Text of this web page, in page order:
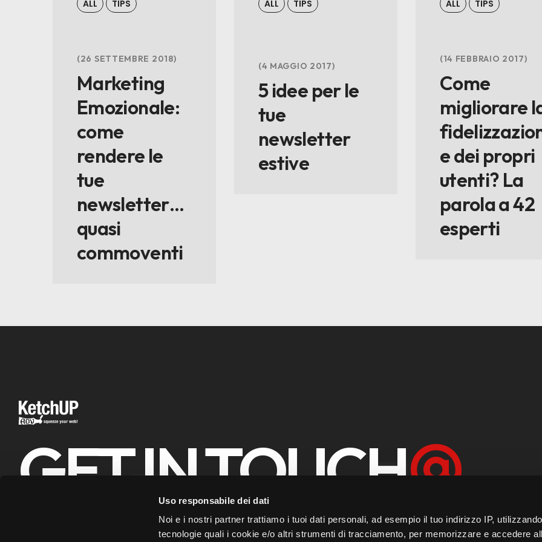
Uso responsabile dei dati
Noi e i nostri partner trattiamo i tuoi dati personali, ad esempio il tuo indirizzo IP, utilizzando
tecnologie quali i cookie e/o altri strumenti di tracciamento, per memorizzare e accedere
ALL TIPS
26 SETTEMBRE 2018
Marketing
Emozionale:
come
rendere le
tue
newsletter…
quasi
commoventi
ALL TIPS
4 MAGGIO 2017
5 idee per le
tue
newsletter
estive
ALL TIPS
14 FEBBRAIO 2017
Come
migliorare
e dei propri
utenti? La
parola a 42
esperti
GET IN TOUCH
info@ketchupadv.com+39 02 365 80 242